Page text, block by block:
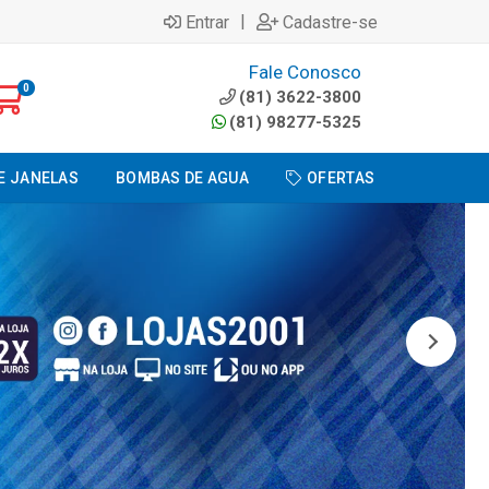
Entrar | Cadastre-se
0
Fale Conosco
(81) 3622-3800
(81) 98277-5325
JANELAS BOMBAS DE AGUA OFERTAS